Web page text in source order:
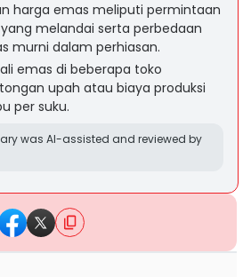
harga emas meliputi permintaan
melandai serta perbedaan
murni dalam perhiasan.
emas di beberapa toko
upah atau biaya produksi
per suku.
was AI-assisted and reviewed by